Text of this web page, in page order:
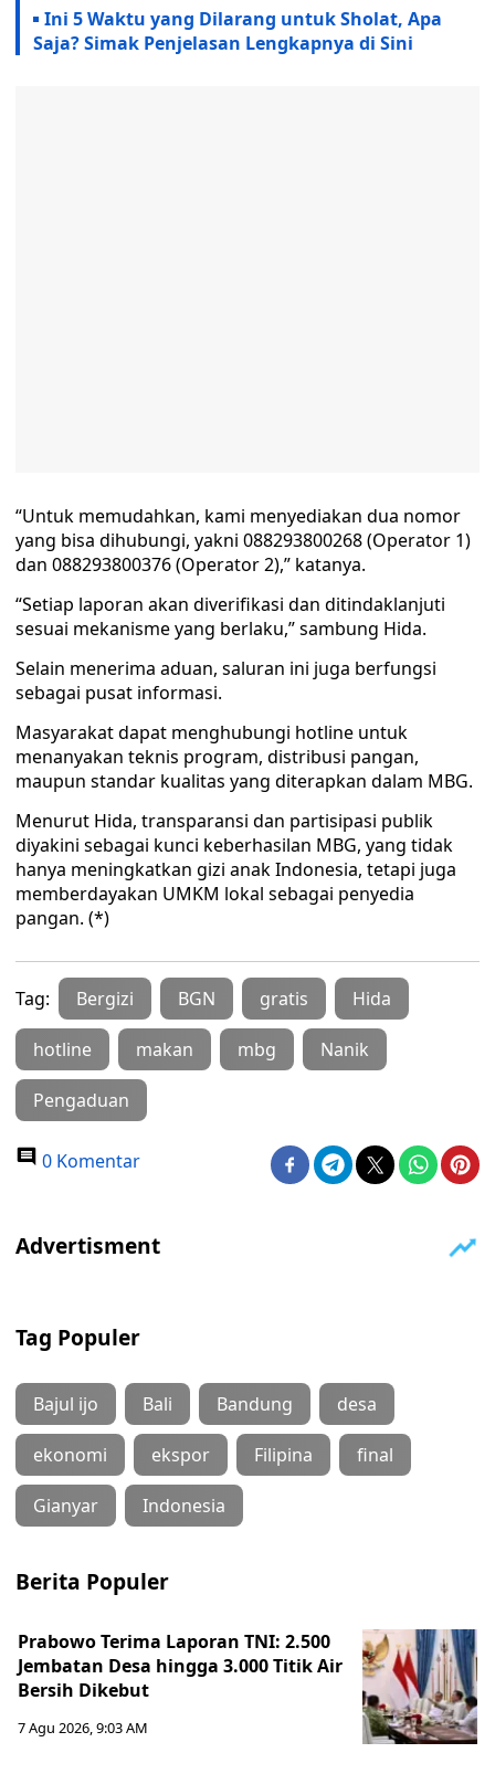
Ini 5 Waktu yang Dilarang untuk Sholat, Apa
Saja? Simak Penjelasan Lengkapnya di Sini
“Untuk memudahkan, kami menyediakan dua nomor
yang bisa dihubungi, yakni 088293800268 (Operator 1)
dan 088293800376 (Operator 2),” katanya.
“Setiap laporan akan diverifikasi dan ditindaklanjuti
sesuai mekanisme yang berlaku,” sambung Hida.
Selain menerima aduan, saluran ini juga berfungsi
sebagai pusat informasi.
Masyarakat dapat menghubungi hotline untuk
menanyakan teknis program, distribusi pangan,
maupun standar kualitas yang diterapkan dalam MBG.
Menurut Hida, transparansi dan partisipasi publik
diyakini sebagai kunci keberhasilan MBG, yang tidak
hanya meningkatkan gizi anak Indonesia, tetapi juga
memberdayakan UMKM lokal sebagai penyedia
pangan. (*)
Tag: Bergizi BGN gratis Hida
hotline makan mbg Nanik
Pengaduan
0 Komentar
Tag Populer
Bajul ijo Bali Bandung desa
ekonomi ekspor Filipina final
Gianyar Indonesia
Berita Populer
Prabowo Terima Laporan TNI: 2.500
Jembatan Desa hingga 3.000 Titik Air
Bersih Dikebut
7 Agu 2026, 9:03 AM